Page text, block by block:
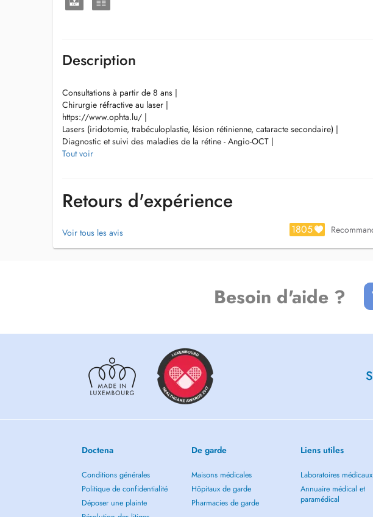
Description
Consultations à partir de 8 ans |
Chirurgie réfractive au laser |
https://www.ophta.lu/ |
Lasers (iridotomie, trabéculoplastie, lésion rétinienne, cataracte secondaire) |
Diagnostic et suivi des maladies de la rétine - Angio-OCT |
Ophtalmologie générale / rétine médicale / glaucome médical
Lasers (iridotomie, trabéculoplastie, lésion rétinienne, cataracte secondaire)
FORMATION:
Ancien Assistant Spécialiste au CHU Brugmann à Bruxelles - Belgique rétine et uvéite
Interuniversity degree of medical retinal and imaging (hôpital des 15-20 and
interuniversity degree of glaucoma (hôpital des 15-20, Paris, France)
CONGRES et FORMATION CONTINUE:
- Ateliers Pratiques d'Ophtalmologie, Paris
- Congrès Belge d'ophtalmologie
Tout voir
Retours d'expérience
Voir tous les avis 1805
Besoin d'aide ?
Doctena
Conditions générales
Politique de confidentialité
Déposer une plainte
De garde
Maisons médicales
Hôpitaux de garde
Pharmacies de garde
Liens utiles
Laboratoires médicaux
Annuaire médical et
paramédical